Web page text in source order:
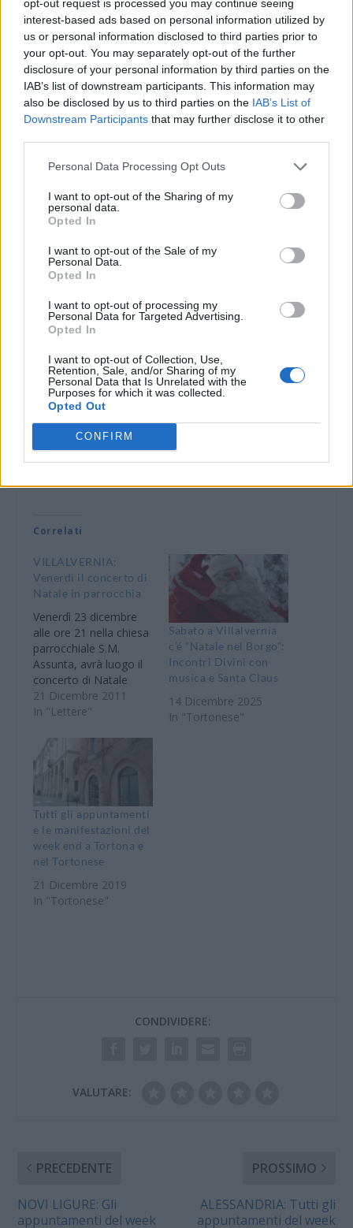
opt-out request is processed you may continue seeing
interest-based ads based on personal information utilized by
us or personal information disclosed to third parties prior to
your opt-out. You may separately opt-out of the further
disclosure of your personal information by third parties on the
IAB’s list of downstream participants. This information may
also be disclosed by us to third parties on the IAB’s List of
Downstream Participants that may further disclose it to other
Personal Data Processing Opt Outs
I want to opt-out of the Sharing of my
personal data.
Opted In
I want to opt-out of the Sale of my
Personal Data.
Opted In
I want to opt-out of processing my
Personal Data for Targeted Advertising.
Opted In
I want to opt-out of Collection, Use,
Retention, Sale, and/or Sharing of my
Personal Data that Is Unrelated with the
Purposes for which it was collected.
Opted Out
CONFIRM
DOWNLOAD QR 🠋
WhatsApp
Correlati
VILLALVERNIA:
Venerdì il concerto di
Natale in parrocchia
Venerdì 23 dicembre
alle ore 21 nella chiesa
parrocchiale S.M.
Assunta, avrà luogo il
concerto di Natale
2011 organizzato dalla
Parrocchia. Sarà un
quale parteciperanno: Il
coro parrocchiale
Santa Maria Assunta di
Villalvernia, il coro
parrocchiale di
Cassano Spinola, La
corale…
21 Dicembre 2011
In "Lettere"
Sabato a Villalvernia
c’é “Natale nel Borgo”:
Incontri Divini con
musica e Santa Claus
14 Dicembre 2025
In "Tortonese"
Tutti gli appuntamenti
e le manifestazioni del
week end a Tortona e
nel Tortonese
21 Dicembre 2019
In "Tortonese"
CONDIVIDERE:
VALUTARE:
PRECEDENTE
NOVI LIGURE: Gli
appuntamenti del week
PROSSIMO
ALESSANDRIA: Tutti gli
appuntamenti del week